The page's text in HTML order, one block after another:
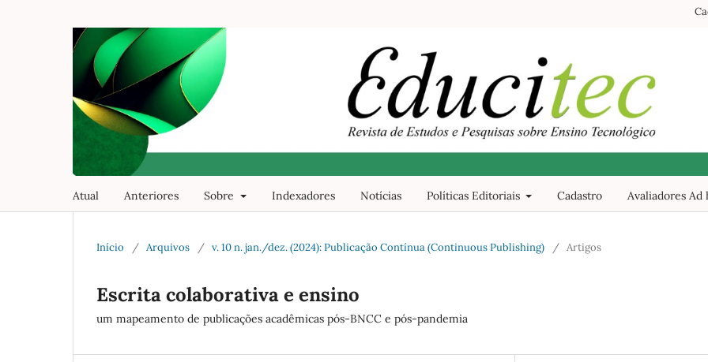
Atual Anteriores Sobre Indexadores Notícias Políticas Editoriais Cadastro Avaliadores Ad
Início / Arquivos / v. 10 n. jan./dez. (2024): Publicação Contínua (Continuous Publishing) / Artigos
Escrita colaborativa e ensino
um mapeamento de publicações acadêmicas pós-BNCC e pós-pandemia